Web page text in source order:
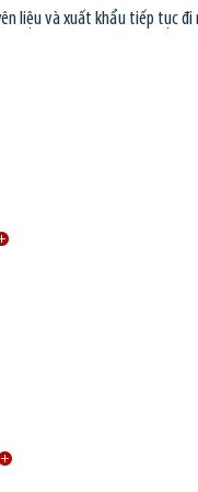
liệu và xuất khẩu tiếp tục đi